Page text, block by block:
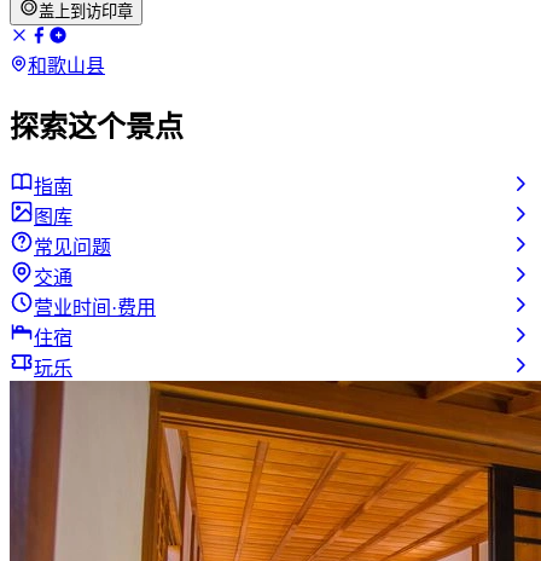
盖上到访印章
和歌山县
探索这个景点
指南
图库
常见问题
交通
营业时间·费用
住宿
玩乐